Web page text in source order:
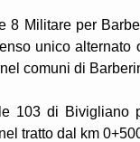
8 Militare per
unico alternato
comuni di
103 di Bivigliano
tratto dal km